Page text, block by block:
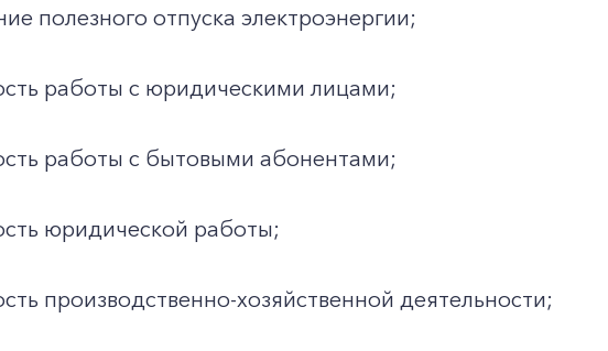
полезного отпуска электроэнергии;
работы с юридическими лицами;
работы с бытовыми абонентами;
юридической работы;
производственно-хозяйственной деятельности;